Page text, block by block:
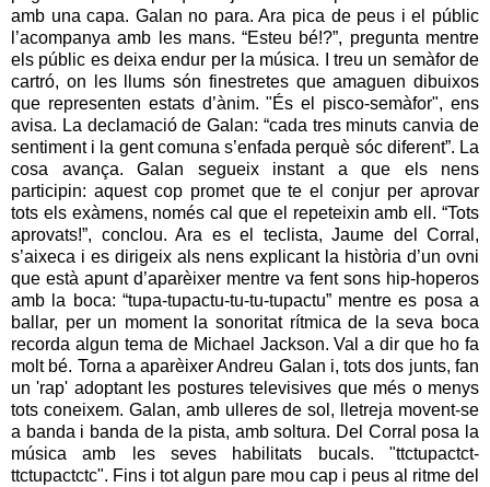
amb una capa. Galan no para. Ara pica de peus i el públic
l’acompanya amb les mans. “Esteu bé!?”, pregunta mentre
els públic es deixa endur per la música. I treu un semàfor de
cartró, on les llums són finestretes que amaguen dibuixos
que representen estats d’ànim. "És el pisco-semàfor", ens
avisa. La declamació de Galan: “cada tres minuts canvia de
sentiment i la gent comuna s’enfada perquè sóc diferent”. La
cosa avança. Galan segueix instant a que els nens
participin: aquest cop promet que te el conjur per aprovar
tots els exàmens, només cal que el repeteixin amb ell. “Tots
aprovats!”, conclou. Ara es el teclista, Jaume del Corral,
s’aixeca i es dirigeix als nens explicant la història d’un ovni
que està apunt d’aparèixer mentre va fent sons hip-hoperos
amb la boca: “tupa-tupactu-tu-tu-tupactu” mentre es posa a
ballar, per un moment la sonoritat rítmica de la seva boca
recorda algun tema de Michael Jackson. Val a dir que ho fa
molt bé. Torna a aparèixer Andreu Galan i, tots dos junts, fan
un 'rap' adoptant les postures televisives que més o menys
tots coneixem. Galan, amb ulleres de sol, lletreja movent-se
a banda i banda de la pista, amb soltura. Del Corral posa la
música amb les seves habilitats bucals. "ttctupactct-
ttctupactctc". Fins i tot algun pare mou cap i peus al ritme del